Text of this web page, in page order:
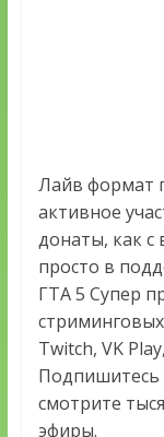
Лайв формат
активное
донаты, как с
просто в
ГТА 5 Супер
Twitch, VK
смотрите
эфиры.